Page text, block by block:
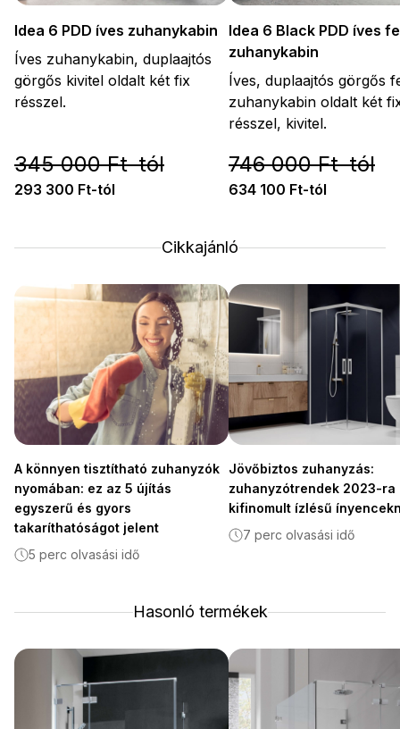
Idea 6 PDD íves zuhanykabin
Íves zuhanykabin, duplaajtós
görgős kivitel oldalt két fix
résszel.
345 000 Ft-tól
293 300 Ft-tól
Idea 6 Black PDD íves
zuhanykabin
Íves, duplaajtós görgős
zuhanykabin oldalt két
résszel, kivitel.
746 000 Ft-tól
634 100 Ft-tól
Cikkajánló
A könnyen tisztítható zuhanyzók
nyomában: ez az 5 újítás
egyszerű és gyors
takaríthatóságot jelent
5 perc olvasási idő
Jövőbiztos zuhanyzás:
zuhanyzótrendek 2023-ra
kifinomult ízlésű
7 perc olvasási idő
Hasonló termékek